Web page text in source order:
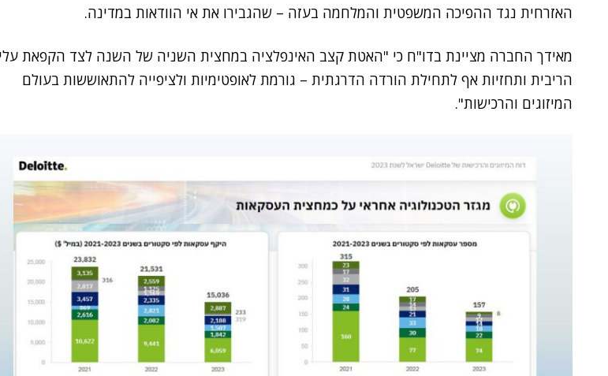
האזרחית נגד ההפיכה המשפטית והמלחמה בעזה – שהגבירו את אי הוודאות במדינה.
מאידך החברה מציינת בדו"ח כי "האטת קצב האינפלציה במחצית השניה של השנה לצד הקפאת
הריבית ותחזיות אף לתחילת הורדה הדרגתית – גורמת לאופטימיות ולציפייה להתאוששות בעולם
המיזוגים והרכישות".